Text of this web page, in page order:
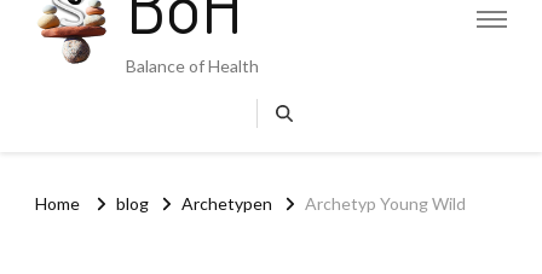
Balance of Health
Home blog Archetypen Archetyp Young Wild